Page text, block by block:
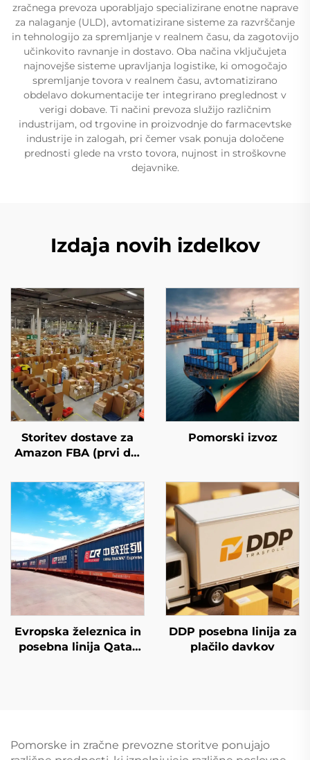
zračnega prevoza uporabljajo specializirane enotne naprave
za nalaganje (ULD), avtomatizirane sisteme za razvrščanje
in tehnologijo za spremljanje v realnem času, da zagotovijo
učinkovito ravnanje in dostavo. Oba načina vključujeta
najnovejše sisteme upravljanja logistike, ki omogočajo
spremljanje tovora v realnem času, avtomatizirano
obdelavo dokumentacije ter integrirano preglednost v
verigi dobave. Ti načini prevoza služijo različnim
industrijam, od trgovine in proizvodnje do farmacevtske
industrije in zalogah, pri čemer vsak ponuja določene
prednosti glede na vrsto tovora, nujnost in stroškovne
dejavnike.
Izdaja novih izdelkov
Storitev dostave za
Amazon FBA (prvi del
Pomorski izvoz
Evropska železnica in
posebna linija Qatar
DDP posebna linija za
plačilo davkov
Pomorske in zračne prevozne storitve ponujajo